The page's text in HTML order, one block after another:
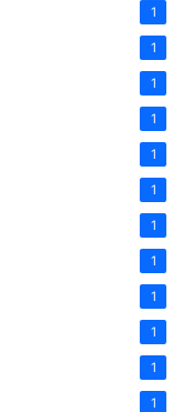
1
1
1
1
1
1
1
1
1
1
1
1